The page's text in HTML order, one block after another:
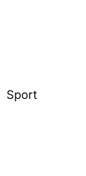
Sport